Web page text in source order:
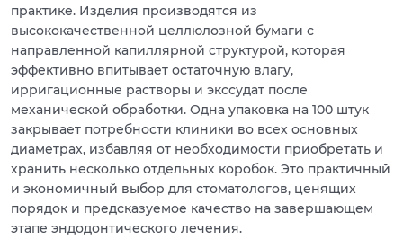
практике. Изделия производятся из
высококачественной целлюлозной бумаги с
направленной капиллярной структурой, которая
эффективно впитывает остаточную влагу,
ирригационные растворы и экссудат после
механической обработки. Одна упаковка на 100 штук
закрывает потребности клиники во всех основных
диаметрах, избавляя от необходимости приобретать и
хранить несколько отдельных коробок. Это практичный
и экономичный выбор для стоматологов, ценящих
порядок и предсказуемое качество на завершающем
этапе эндодонтического лечения.